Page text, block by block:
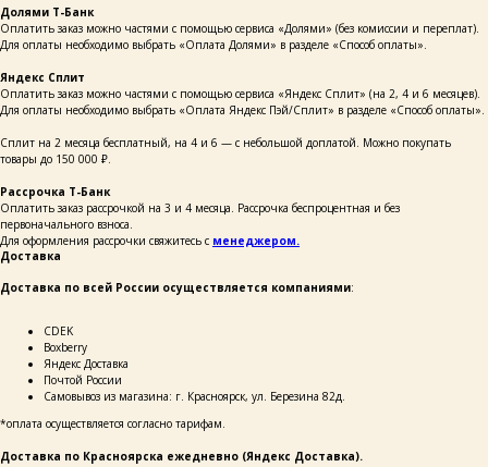
Долями Т-Банк
Оплатить заказ можно частями с помощью сервиса «Долями» (без комиссии и переплат).
Для оплаты необходимо выбрать «Оплата Долями» в разделе «Способ оплаты».
Яндекс Сплит
Оплатить заказ можно частями с помощью сервиса «Яндекс Сплит» (на 2, 4 и 6 месяцев).
Для оплаты необходимо выбрать «Оплата Яндекс Пэй/Сплит» в разделе «Способ оплаты».
Сплит на 2 месяца бесплатный, на 4 и 6 — с небольшой доплатой. Можно покупать
товары до 150 000 ₽.
Рассрочка Т-Банк
Оплатить заказ рассрочкой на 3 и 4 месяца. Рассрочка беспроцентная и без
первоначального взноса.
Для оформления рассрочки свяжитесь с менеджером.
Доставка
Доставка по всей России осуществляется компаниями:
СDEK
Boxberry
Яндекс Доставка
Почтой России
Самовывоз из магазина: г. Красноярск, ул. Березина 82д.
*оплата осуществляется согласно тарифам.
Доставка по Красноярска ежедневно (Яндекс Доставка).
каталог
о бренде
таблицы
размеров